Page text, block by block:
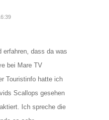
erfahren, dass da was
bei Mare TV
Touristinfo hatte ich
Scallops gesehen
Ich spreche die